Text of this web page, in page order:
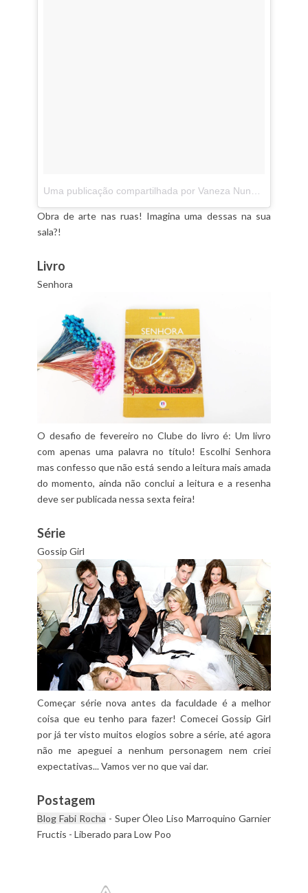
Obra de arte nas ruas! Imagina uma dessas na sua
sala?!
Livro
Senhora
O desafio de fevereiro no Clube do livro é: Um livro
com apenas uma palavra no título! Escolhi Senhora
mas confesso que não está sendo a leitura mais amada
do momento, ainda não conclui a leitura e a resenha
deve ser publicada nessa sexta feira!
Série
Gossip Girl
Começar série nova antes da faculdade é a melhor
coisa que eu tenho para fazer! Comecei Gossip Girl
por já ter visto muitos elogios sobre a série, até agora
não me apeguei a nenhum personagem nem criei
expectativas... Vamos ver no que vai dar.
Postagem
Blog Fabi Rocha - Super Óleo Liso Marroquino Garnier
Fructis - Liberado para Low Poo